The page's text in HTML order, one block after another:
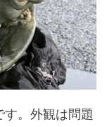
。外観は問題